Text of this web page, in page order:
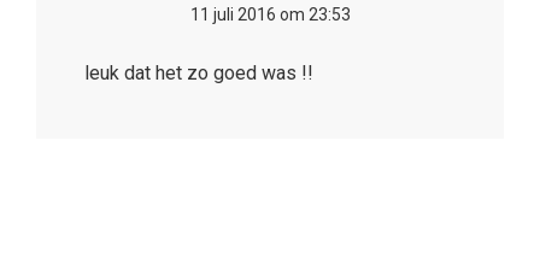
11 juli 2016 om 23:53
leuk dat het zo goed was !!